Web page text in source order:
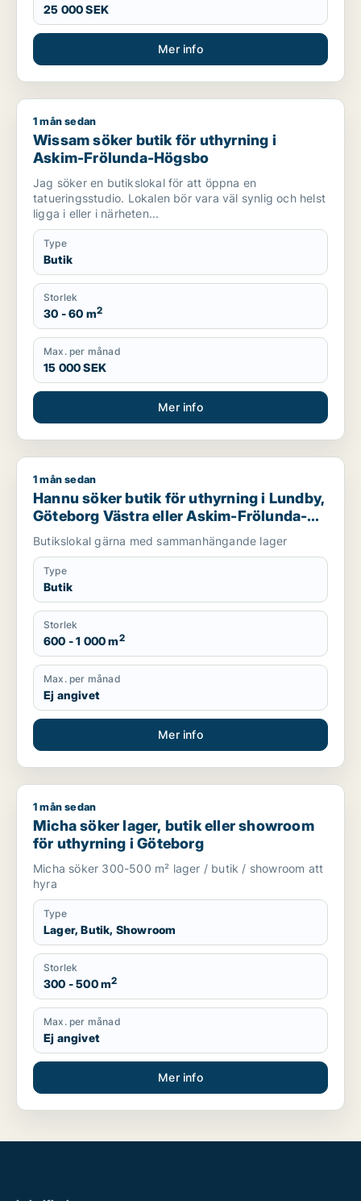
25 000 SEK
Mer info
Wissam söker butik för uthyrning i Askim-Frölunda-Högsbo
1 mån sedan
Wissam söker butik för uthyrning i
Askim-Frölunda-Högsbo
Jag söker en butikslokal för att öppna en
tatueringsstudio. Lokalen bör vara väl synlig och helst
ligga i eller i närheten...
Type
Butik
Storlek
30 - 60 m2
Max. per månad
15 000 SEK
Mer info
Hannu söker butik för uthyrning i Lundby, Göteborg Västra
1 mån sedan
Hannu söker butik för uthyrning i Lundby,
Göteborg Västra eller Askim-Frölunda-
Högsbo m.fl.
Butikslokal gärna med sammanhängande lager
Type
Butik
Storlek
600 - 1 000 m2
Max. per månad
Ej angivet
Mer info
Micha söker lager, butik eller showroom för uthyrning i
1 mån sedan
Micha söker lager, butik eller showroom
för uthyrning i Göteborg
Micha söker 300-500 m² lager / butik / showroom att
hyra
Type
Lager, Butik, Showroom
Storlek
300 - 500 m2
Max. per månad
Ej angivet
Mer info